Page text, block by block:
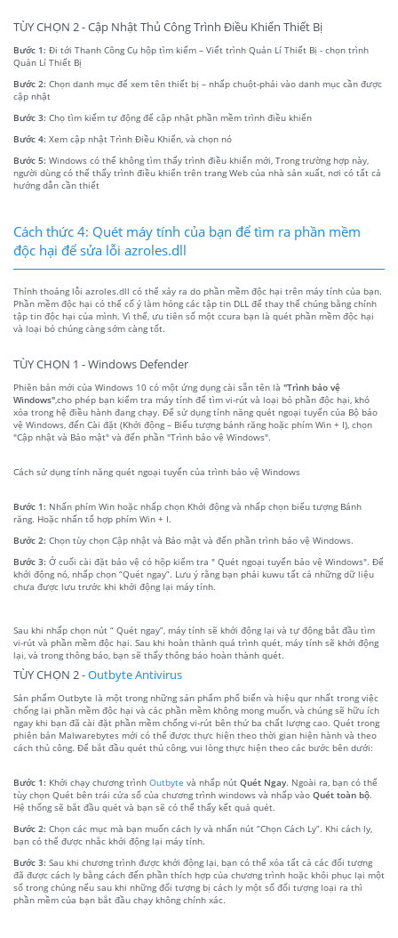
TÙY CHỌN 2 - Cập Nhật Thủ Công Trình Điều Khiển Thiết Bị
Bước 1: Đi tới Thanh Công Cụ hộp tìm kiếm – Viết trình Quản Lí Thiết Bị - chọn trình
Quản Lí Thiết Bị
Bước 2: Chọn danh mục để xem tên thiết bị – nhấp chuột-phải vào danh mục cần được
cập nhật
Bước 3: Chọ tìm kiếm tự động để cập nhật phần mềm trình điều khiển
Bước 4: Xem cập nhật Trình Điều Khiển, và chọn nó
Bước 5: Windows có thể không tìm thấy trình điều khiển mới, Trong trường hợp này,
người dùng có thể thấy trình điều khiển trên trang Web của nhà sản xuất, nơi có tất cả
hướng dẫn cần thiết
Cách thức 4: Quét máy tính của bạn để tìm ra phần mềm
độc hại để sửa lỗi azroles.dll
Thỉnh thoảng lỗi azroles.dll có thể xảy ra do phần mềm độc hại trên máy tính của bạn.
Phần mềm độc hại có thể cố ý làm hỏng các tập tin DLL để thay thế chúng bằng chính
tập tin độc hại của mình. Vì thế, ưu tiên số một ccura bạn là quét phần mềm độc hại
và loại bỏ chúng càng sớm càng tốt.
TÙY CHỌN 1 - Windows Defender
Phiên bản mới của Windows 10 có một ứng dụng cài sẵn tên là "Trình bảo vệ
Windows",cho phép bạn kiểm tra máy tính để tìm vi-rút và loại bỏ phần độc hại, khó
xóa trong hệ điều hành đang chạy. Để sử dụng tính năng quét ngoại tuyến của Bộ bảo
vệ Windows, đến Cài đặt (Khởi động – Biểu tượng bánh răng hoặc phím Win + I), chọn
"Cập nhật và Bảo mật" và đến phần "Trình bảo vệ Windows".
Cách sử dụng tính năng quét ngoại tuyến của trình bảo vệ Windows
Bước 1: Nhấn phím Win hoặc nhấp chọn Khởi động và nhấp chọn biểu tượng Bánh
răng. Hoặc nhấn tổ hợp phím Win + I.
Bước 2: Chọn tùy chọn Cập nhật và Bảo mật và đến phần trình bảo vệ Windows.
Bước 3: Ở cuối cài đặt bảo vệ có hộp kiểm tra " Quét ngoại tuyến bảo vệ Windows". Để
khởi động nó, nhấp chọn “Quét ngay”. Lưu ý rằng bạn phải kuwu tất cả những dữ liệu
chưa được lưu trước khi khởi động lại máy tính.
Sau khi nhấp chọn nút “ Quét ngay”, máy tính sẽ khởi động lại và tự động bắt đầu tìm
vi-rút và phần mềm độc hại. Sau khi hoàn thành quá trình quét, máy tính sẽ khởi động
lại, và trong thông báo, bạn sẽ thấy thông báo hoàn thành quét.
TÙY CHỌN 2 -Outbyte Antivirus
Sản phẩm Outbyte là một trong những sản phẩm phổ biến và hiệu qur nhất trong việc
chống lại phần mềm độc hại và các phần mềm không mong muốn, và chúng sẽ hữu ích
ngay khi bạn đã cài đặt phần mềm chống vi-rút bên thứ ba chất lượng cao. Quét trong
phiên bản Malwarebytes mới có thể được thực hiện theo thời gian hiện hành và theo
cách thủ công. Để bắt đầu quét thủ công, vui lòng thực hiện theo các bước bên dưới:
Bước 1: Khởi chạy chương trình Outbyte và nhấp nút Quét Ngay. Ngoài ra, bạn có thể
tùy chọn Quét bên trái cửa sổ của chương trình windows và nhấp vào Quét toàn bộ.
Hệ thống sẽ bắt đầu quét và bạn sẽ có thể thấy kết quả quét.
Bước 2: Chọn các mục mà bạn muốn cách ly và nhấn nút “Chọn Cách Ly”. Khi cách ly,
bạn có thể được nhắc khởi động lại máy tính.
Bước 3: Sau khi chương trình được khởi động lại, bạn có thể xóa tất cả các đối tượng
đã được cách ly bằng cách đến phần thích hợp của chương trình hoặc khôi phục lại một
số trong chúng nếu sau khi những đối tượng bị cách ly một số đối tượng loại ra thì
phần mềm của bạn bắt đầu chạy không chính xác.